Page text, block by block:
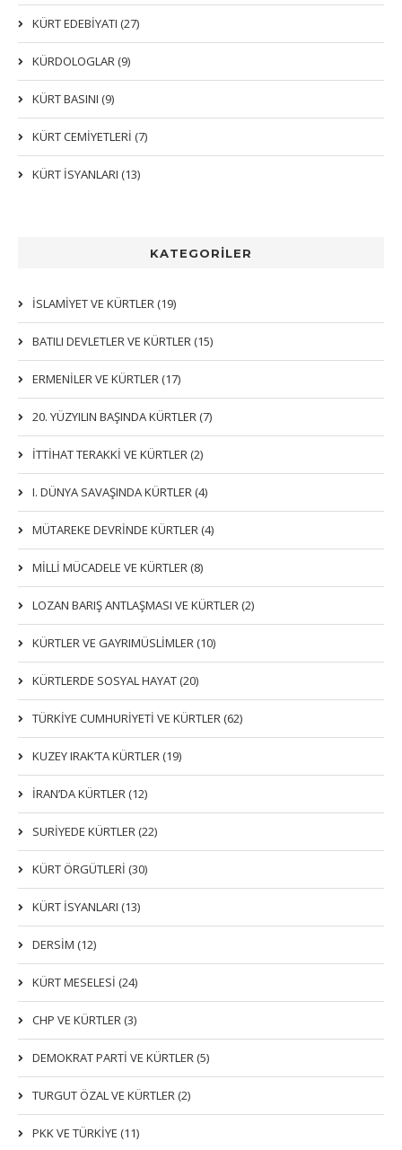
KATEGORİLER
İSLAMIYET VE KÜRTLER (19)
BATILI DEVLETLER VE KÜRTLER (15)
ERMENİLER VE KÜRTLER (17)
20. YÜZYILIN BAŞINDA KÜRTLER (7)
İTTIHAT TERAKKI VE KÜRTLER (2)
I. DÜNYA SAVAŞINDA KÜRTLER (4)
MÜTAREKE DEVRİNDE KÜRTLER (4)
MİLLİ MÜCADELE VE KÜRTLER (8)
LOZAN BARIŞ ANTLAŞMASI VE KÜRTLER (2)
KÜRTLER VE GAYRIMÜSLIMLER (10)
KÜRTLERDE SOSYAL HAYAT (20)
TÜRKİYE CUMHURİYETİ VE KÜRTLER (62)
KUZEY IRAK’TA KÜRTLER (19)
İRAN’DA KÜRTLER (12)
SURİYEDE KÜRTLER (22)
KÜRT ÖRGÜTLERİ (30)
KÜRT İSYANLARI (13)
DERSIM (12)
KÜRT MESELESİ (24)
CHP VE KÜRTLER (3)
DEMOKRAT PARTI VE KÜRTLER (5)
TURGUT ÖZAL VE KÜRTLER (2)
PKK VE TÜRKIYE (11)
KÜRT EDEBİYATI (27)
KÜRDOLOGLAR (9)
KÜRT BASINI (9)
KÜRT CEMİYETLERİ (7)
KÜRT İSYANLARI (13)